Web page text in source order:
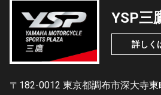
YSP三
詳しく
〒182-0012 東京都調布市深大寺